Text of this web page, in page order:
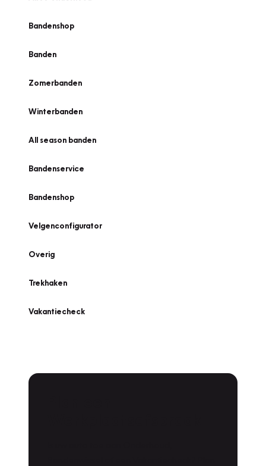
Bandenshop
Banden
Zomerbanden
Winterbanden
All season banden
Bandenservice
Bandenshop
Velgenconfigurator
Overig
Trekhaken
Vakantiecheck